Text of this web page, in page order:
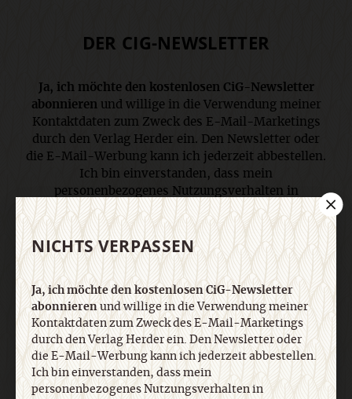
DER CIG-NEWSLETTER
Ja, ich möchte den kostenlosen CiG-Newsletter
abonnieren und willige in die Verwendung meiner
Kontaktdaten zum Zweck des E-Mail-Marketings
durch den Verlag Herder ein. Den Newsletter oder
die E-Mail-Werbung kann ich jederzeit abbestellen.
Ich bin einverstanden, dass mein
personenbezogenes Nutzungsverhalten in
Newsletter und E-Mail-Werbung erfasst und
ausgewertet wird, um die Inhalte besser auf meine
Interessen auszurichten. Über einen Link in
Newsletter oder E-Mail kann ich diese Funktion
jederzeit ausschalten. Weiterführende
Informationen finden Sie in unseren
Datenschutzhinweisen.
E-Mail
NICHTS VERPASSEN
Ja, ich möchte den kostenlosen CiG-Newsletter
abonnierenund willige in die Verwendung meiner
Kontaktdaten zum Zweck des E-Mail-Marketings
durch den Verlag Herder ein. Den Newsletter oder
die E-Mail-Werbung kann ich jederzeit abbestellen.
Ich bin einverstanden, dass mein
personenbezogenes Nutzungsverhalten in